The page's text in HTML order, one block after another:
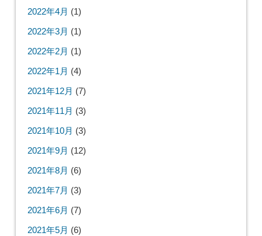
2022年4月 (1)
2022年3月 (1)
2022年2月 (1)
2022年1月 (4)
2021年12月 (7)
2021年11月 (3)
2021年10月 (3)
2021年9月 (12)
2021年8月 (6)
2021年7月 (3)
2021年6月 (7)
2021年5月 (6)